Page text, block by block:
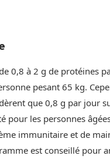
0,8 à 2 g de protéines
pesant 65 kg.
que 0,8 g par jour
pour les personnes
immunitaire et de
est conseillé pour